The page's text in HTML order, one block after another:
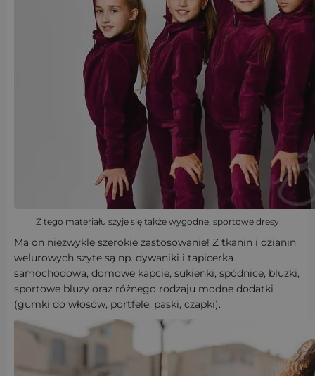
Z tego materiału szyje się także wygodne, sportowe dresy
Ma on niezwykle szerokie zastosowanie! Z tkanin i dzianin
welurowych szyte są np. dywaniki i tapicerka
samochodowa, domowe kapcie, sukienki, spódnice, bluzki,
sportowe bluzy oraz różnego rodzaju modne dodatki
(gumki do włosów, portfele, paski, czapki).